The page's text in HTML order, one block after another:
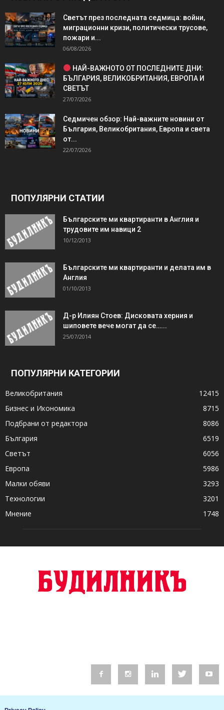
Светът през последната седмица: войни,
миграционни кризи, политически трусове,
пожари и...
06/08/2026
НАЙ-ВАЖНОТО ОТ ПОСЛЕДНИТЕ ДНИ:
БЪЛГАРИЯ, ВЕЛИКОБРИТАНИЯ, ЕВРОПА И
СВЕТЪТ
27/07/2026
Седмичен обзор: Най-важните новини от
България, Великобритания, Европа и света
от...
22/07/2026
ПОПУЛЯРНИ СТАТИИ
Българските ми квартиранти в Англия и
трудовите им навици 2
10/12/2013
Българските ми квартиранти и делата им в
Англия
01/10/2013
Д-р Илиян Стоев: Дисковата херния и
шиповете вече могат да се…...
25/07/2014
ПОПУЛЯРНИ КАТЕГОРИИ
Великобритания
12415
Бизнес и Икономика
8715
Подбрани от редактора
8086
България
6519
Светът
6056
Европа
5986
Малки обяви
3293
Технологии
3201
Мнение
1748